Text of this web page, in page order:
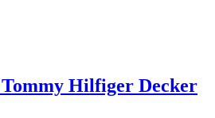
Hilfiger Decker